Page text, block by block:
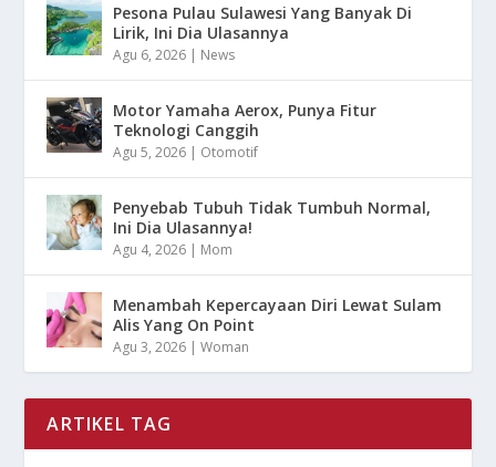
Pesona Pulau Sulawesi Yang Banyak Di
Lirik, Ini Dia Ulasannya
Agu 6, 2026 | News
Motor Yamaha Aerox, Punya Fitur
Teknologi Canggih
Agu 5, 2026 | Otomotif
Penyebab Tubuh Tidak Tumbuh Normal,
Ini Dia Ulasannya!
Agu 4, 2026 | Mom
Menambah Kepercayaan Diri Lewat Sulam
Alis Yang On Point
Agu 3, 2026 |Woman
ARTIKEL TAG